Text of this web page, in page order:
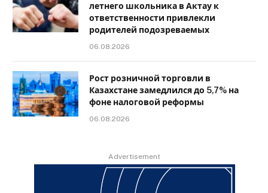
летнего школьника в Актау к
ответственности привлекли
родителей подозреваемых
06.08.2026
Рост розничной торговли в
Казахстане замедлился до 5,7% на
фоне налоговой реформы
06.08.2026
Advertisement